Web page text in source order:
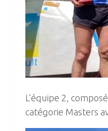
L’équipe 2,
catégorie Masters